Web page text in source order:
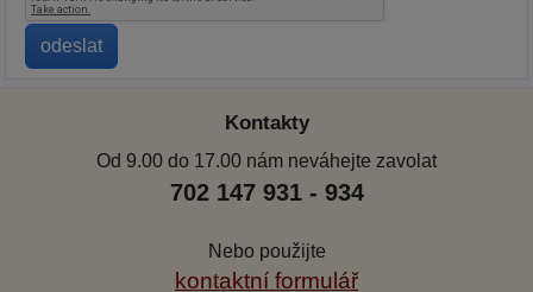
Kontakty
Od 9.00 do 17.00 nám neváhejte zavolat
702 147 931 - 934
Nebo použijte
kontaktní formulář